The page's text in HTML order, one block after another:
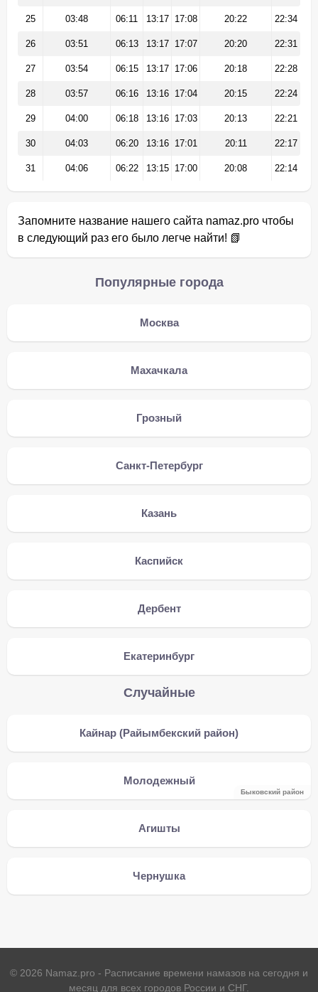
25 03:48 06:11 13:17 17:08 20:22 22:34
26 03:51 06:13 13:17 17:07 20:20 22:31
27 03:54 06:15 13:17 17:06 20:18 22:28
28 03:57 06:16 13:16 17:04 20:15 22:24
29 04:00 06:18 13:16 17:03 20:13 22:21
30 04:03 06:20 13:16 17:01 20:11 22:17
31 04:06 06:22 13:15 17:00 20:08 22:14
Запомните название нашего сайта namaz.pro чтобы
в следующий раз его было легче найти! 📗
Популярные города
Москва
Махачкала
Грозный
Санкт-Петербург
Казань
Каспийск
Дербент
Екатеринбург
Случайные
Кайнар (Райымбекский район)
Молодежный
Быковский район
Агишты
Чернушка
© 2026 Namaz.pro - Расписание времени намазов на сегодня и
месяц для всех городов России и СНГ.